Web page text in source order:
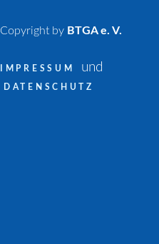
Copyright by BTGA e. V.
IMPRESSUM und
DATENSCHUTZ